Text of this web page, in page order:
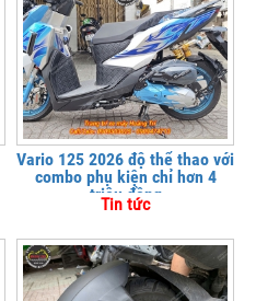
Vario 125 2026 độ thể thao với
combo phụ kiện chỉ hơn 4
triệu đồng
Tin tức